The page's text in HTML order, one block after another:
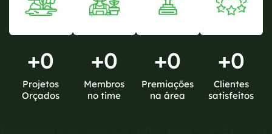
+0
Projetos
Orçados
+0
Membros
no time
+0
Premiações
na área
+0
Clientes
satisfeitos